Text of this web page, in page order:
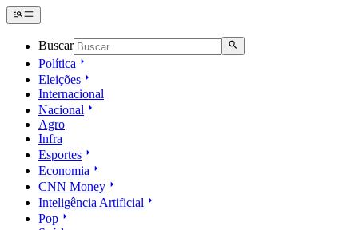
Buscar
Política
Eleições
Internacional
Nacional
Agro
Infra
Esportes
Economia
CNN Money
Inteligência Artificial
Pop